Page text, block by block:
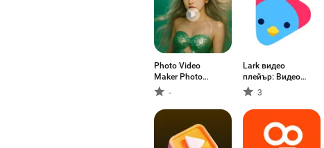
Photo Video
Maker Photo
Editor-
Lark видео
плейър: Видео
HD 3